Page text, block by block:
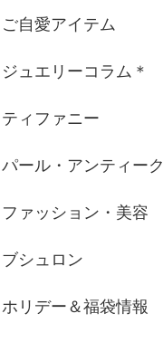
ご自愛アイテム
ジュエリーコラム＊
ティファニー
パール・アンティーク
ファッション・美容
ブシュロン
ホリデー＆福袋情報